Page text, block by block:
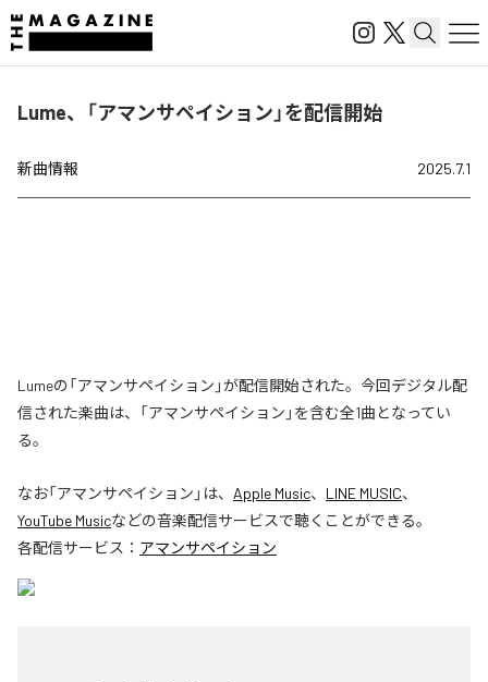
Lume、「アマンサペイション」を配信開始
新曲情報 2025.7.1
Lumeの「アマンサペイション」が配信開始された。今回デジタル配
信された楽曲は、「アマンサペイション」を含む全1曲となってい
る。
なお「アマンサペイション 」は、 Apple Music、 LINE MUSIC、
YouTube Musicなどの音楽配信サービスで聴くことができる。
各配信サービス： アマンサペイション